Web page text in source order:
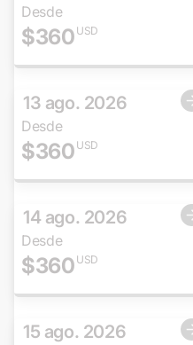
Desde
$360 USD
13 ago. 2026
Desde
$360 USD
14 ago. 2026
Desde
$360 USD
15 ago. 2026